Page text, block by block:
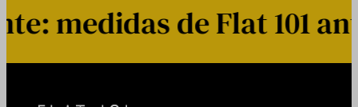
medidas de Flat 101